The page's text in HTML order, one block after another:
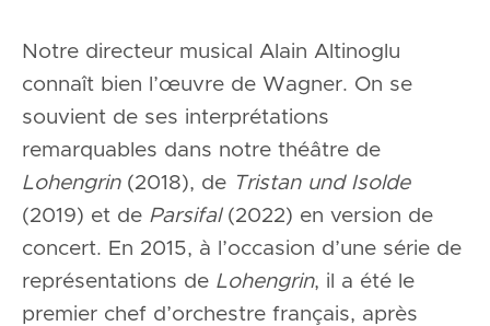
Notre directeur musical Alain Altinoglu
connaît bien l’œuvre de Wagner. On se
souvient de ses interprétations
remarquables dans notre théâtre de
Lohengrin(2018), de Tristan und Isolde
(2019) et de Parsifal(2022) en version de
concert. En 2015, à l’occasion d’une série de
représentations de Lohengrin, il a été le
premier chef d’orchestre français, après